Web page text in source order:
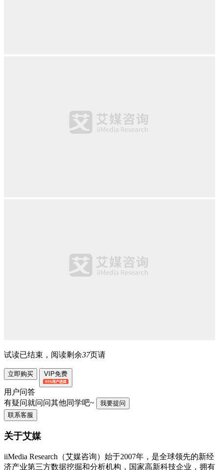
试读已结束，阅读剩余37页请
立即购买 VIP免费
用户问答
有疑问就问问其他同学吧~
我要提问
联系客服
关于艾媒
iiMedia Research（艾媒咨询）始于2007年，是全球领先的新经
济产业第三方数据挖掘和分析机构，国家高新科技企业，拥有